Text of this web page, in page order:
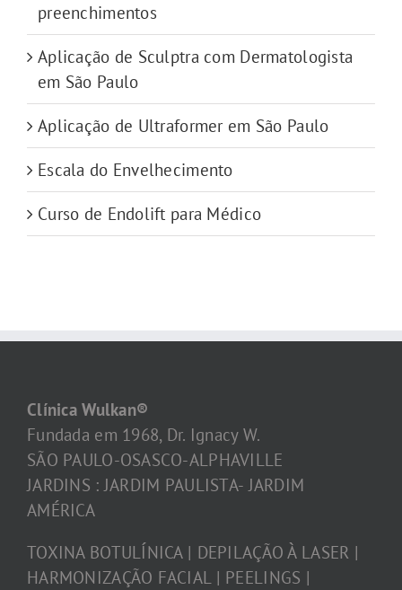
preenchimentos
Aplicação de Sculptra com Dermatologista
em São Paulo
Aplicação de Ultraformer em São Paulo
Escala do Envelhecimento
Curso de Endolift para Médico
Clínica Wulkan®
Fundada em 1968, Dr. Ignacy W.
SÃO PAULO-OSASCO-ALPHAVILLE
JARDINS : JARDIM PAULISTA- JARDIM
AMÉRICA
TOXINA BOTULÍNICA | DEPILAÇÃO À LASER |
HARMONIZAÇÃO FACIAL | PEELINGS |